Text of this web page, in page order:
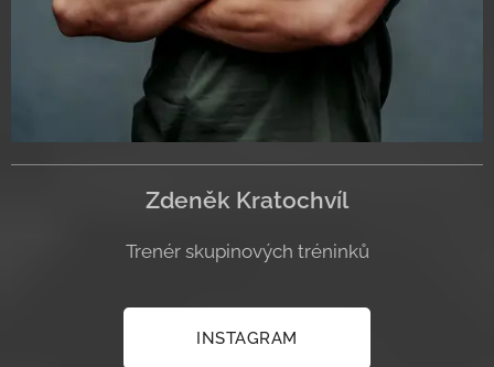
Zdeněk Kratochvíl
Trenér skupinových tréninků
INSTAGRAM